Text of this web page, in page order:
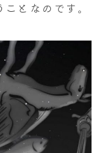
となのです。